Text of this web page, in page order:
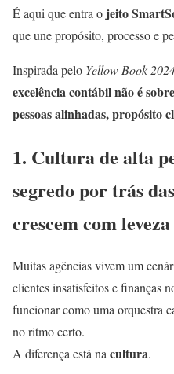
É aqui que entra o jeito
que une propósito, processo e
Inspirada pelo Yellow Book
excelência contábil não é
pessoas alinhadas, propósito
1. Cultura de alta
segredo por trás
crescem com leveza
Muitas agências vivem um
clientes insatisfeitos e finanças
funcionar como uma orquestra
no ritmo certo.
A diferença está nacultura.